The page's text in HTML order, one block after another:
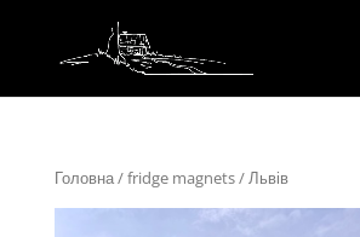
Головна/fridge magnets/ Львів